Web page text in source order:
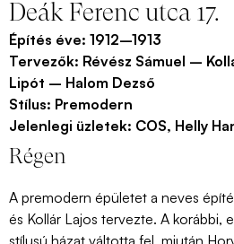
Deák Ferenc utca 17.
Építés éve: 1912–1913
Tervezők: Révész Sámuel –
Lipót – Halom Dezső
Stílus: Premodern
Jelenlegi üzletek: COS, Helly
Régen
A premodern épületet a neves
és Kollár Lajos tervezte. A korábbi,